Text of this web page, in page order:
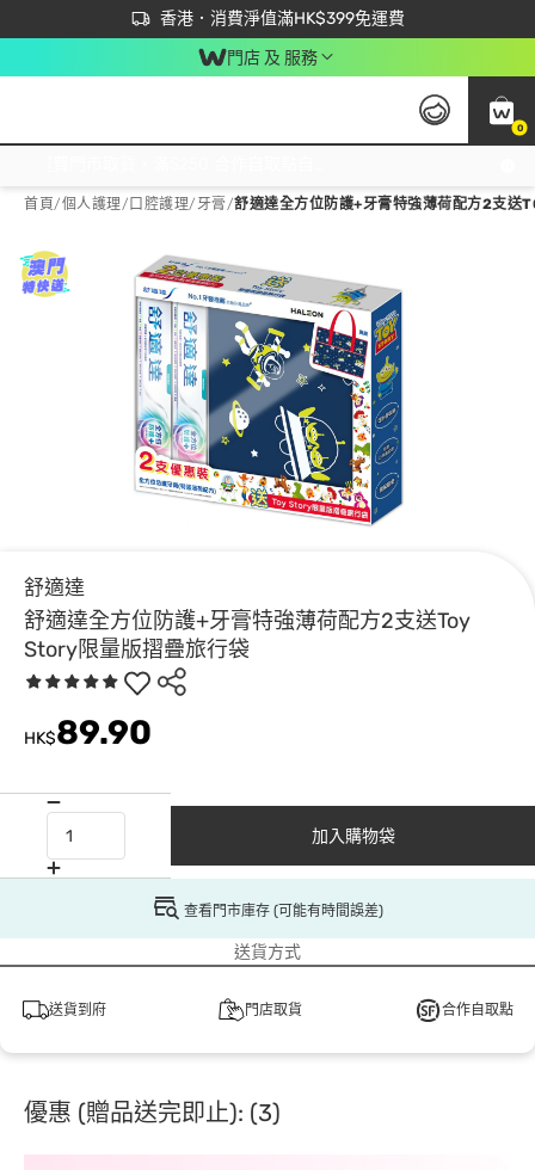
香港．消費淨值滿HK$399免運費
立即成為易賞錢會員盡享獨家優惠
首次APP下單買滿$450 輸入 NEWAPP 即減$50
門店 及 服務
0
首頁/個人護理/ 口腔護理/牙膏/舒適達全方位防護+牙膏特強薄荷配方2支送
舒適達
舒適達全方位防護+牙膏特強薄荷配方2支送Toy
Story限量版摺疊旅行袋
HK$89.90
加入購物袋
查看門市庫存 (可能有時間誤差)
送貨方式
送貨到府 門店取貨 合作自取點
優惠 (贈品送完即止): (3)